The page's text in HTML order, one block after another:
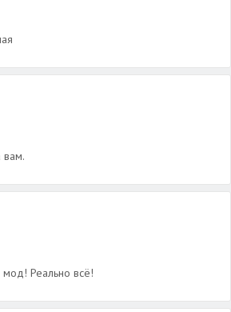
вам.
Реально всё!